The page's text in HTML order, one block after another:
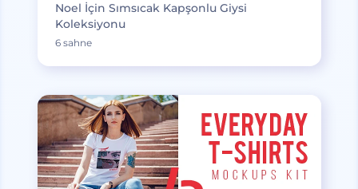
Noel İçin Sımsıcak Kapşonlu Giysi
Koleksiyonu
6 sahne